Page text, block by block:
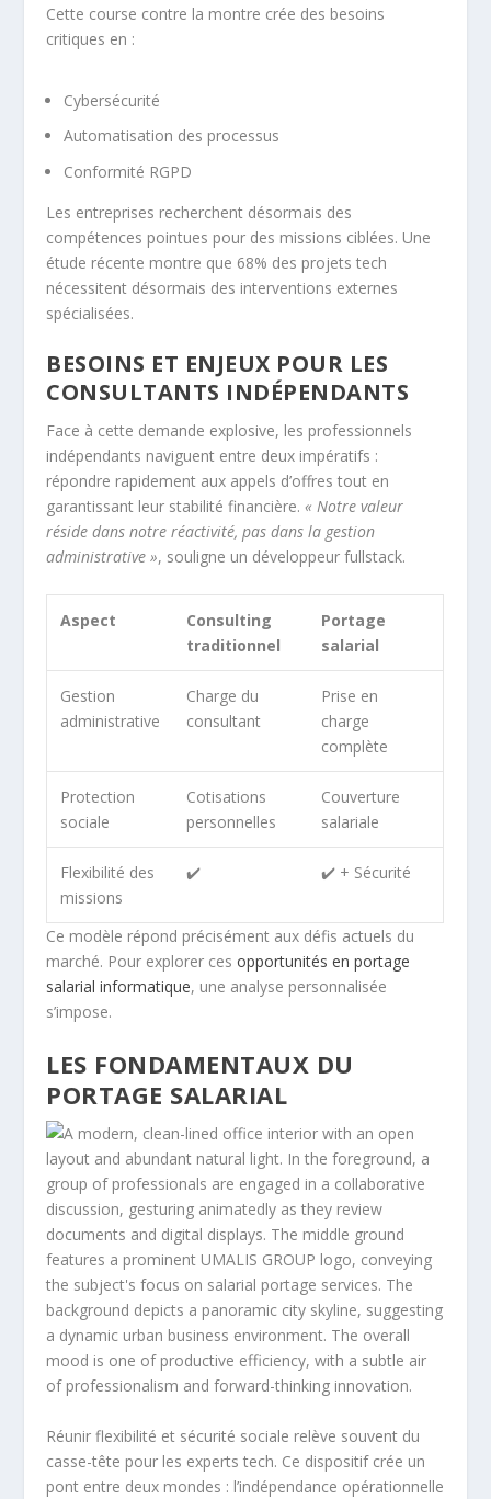
Cette course contre la montre crée des besoins
critiques en :
Cybersécurité
Automatisation des processus
Conformité RGPD
Les entreprises recherchent désormais des
compétences pointues pour des missions ciblées. Une
étude récente montre que 68% des projets tech
nécessitent désormais des interventions externes
spécialisées.
BESOINS ET ENJEUX POUR LES
CONSULTANTS INDÉPENDANTS
Face à cette demande explosive, les professionnels
indépendants naviguent entre deux impératifs :
répondre rapidement aux appels d’offres tout en
garantissant leur stabilité financière.« Notre valeur
réside dans notre réactivité, pas dans la gestion
administrative », souligne un développeur fullstack.
Aspect
Consulting
traditionnel
Portage
salarial
Gestion
administrative
Charge du
consultant
Prise en
charge
complète
Protection
sociale
Cotisations
personnelles
Couverture
salariale
Flexibilité des
missions
✔️ ✔️ + Sécurité
Ce modèle répond précisément aux défis actuels du
marché. Pour explorer cesopportunités en portage
salarial informatique, une analyse personnalisée
s’impose.
LES FONDAMENTAUX DU
PORTAGE SALARIAL
Réunir flexibilité et sécurité sociale relève souvent du
casse-tête pour les experts tech. Ce dispositif crée un
pont entre deux mondes : l’indépendance opérationnelle